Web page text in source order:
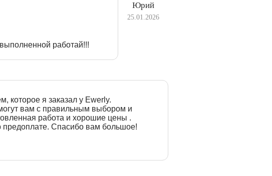
Юрий
25.01.2026
работай!!!
которое я заказал у Ewerly.
вам с правильным выбором и
работа и хорошие цены .
предоплате. Спасибо вам большое!